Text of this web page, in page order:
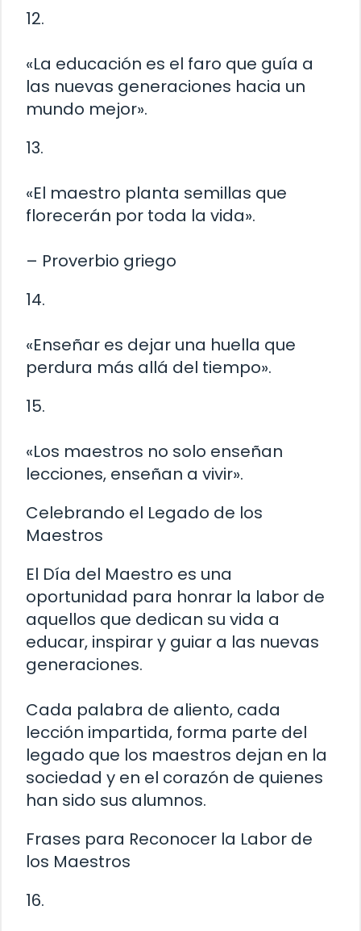
12.
«La educación es el faro que guía a
las nuevas generaciones hacia un
mundo mejor».
13.
«El maestro planta semillas que
florecerán por toda la vida».
– Proverbio griego
14.
«Enseñar es dejar una huella que
perdura más allá del tiempo».
15.
«Los maestros no solo enseñan
lecciones, enseñan a vivir».
Celebrando el Legado de los
Maestros
El Día del Maestro es una
oportunidad para honrar la labor de
aquellos que dedican su vida a
educar, inspirar y guiar a las nuevas
generaciones.
Cada palabra de aliento, cada
lección impartida, forma parte del
legado que los maestros dejan en la
sociedad y en el corazón de quienes
han sido sus alumnos.
Frases para Reconocer la Labor de
los Maestros
16.